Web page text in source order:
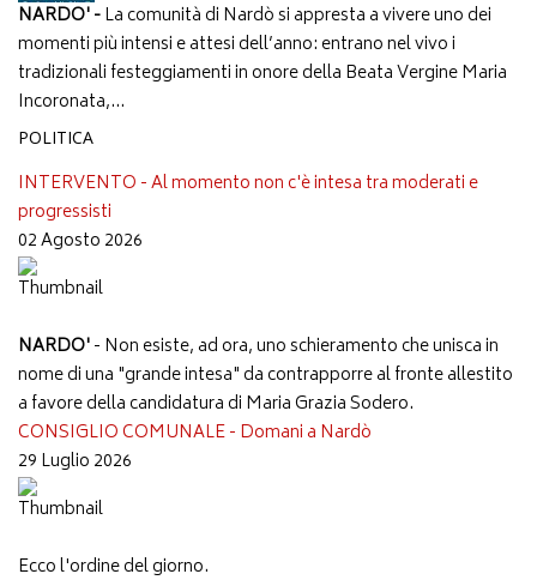
NARDO' -La comunità di Nardò si appresta a vivere uno dei
momenti più intensi e attesi dell’anno: entrano nel vivo i
tradizionali festeggiamenti in onore della Beata Vergine Maria
Incoronata,...
POLITICA
INTERVENTO - Al momento non c'è intesa tra moderati e
progressisti
02 Agosto 2026
NARDO'- Non esiste, ad ora, uno schieramento che unisca in
nome di una "grande intesa" da contrapporre al fronte allestito
a favore della candidatura di Maria Grazia Sodero.
CONSIGLIO COMUNALE - Domani a Nardò
29 Luglio 2026
Ecco l'ordine del giorno.